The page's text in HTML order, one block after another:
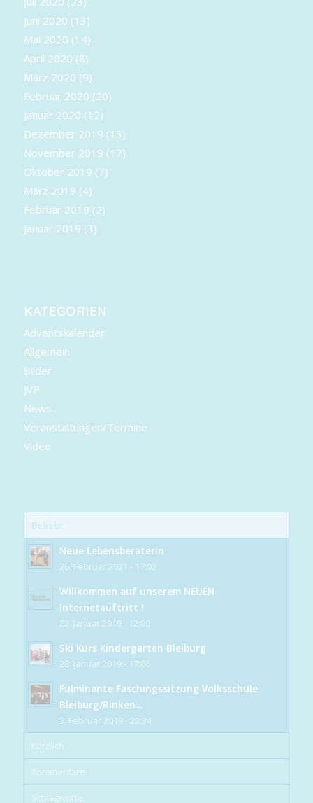
Juni 2020 (13)
Mai 2020 (14)
April 2020 (8)
März 2020 (9)
Februar 2020 (20)
Januar 2020 (12)
Dezember 2019 (13)
November 2019 (17)
Oktober 2019 (7)
März 2019 (4)
Februar 2019 (2)
Januar 2019 (3)
KATEGORIEN
Adventskalender
Allgemein
Bilder
JVP
News
Veranstaltungen/Termine
Video
Beliebt
Neue Lebensberaterin
26. Februar 2021 - 17:02
Willkommen auf unserem NEUEN
Internetauftritt !
22. Januar 2019 - 12:00
Ski Kurs Kindergarten Bleiburg
28. Januar 2019 - 17:06
Fulminante Faschingssitzung Volksschule
Bleiburg/Rinken...
5. Februar 2019 - 22:34
Kürzlich
Kommentare
Schlagworte